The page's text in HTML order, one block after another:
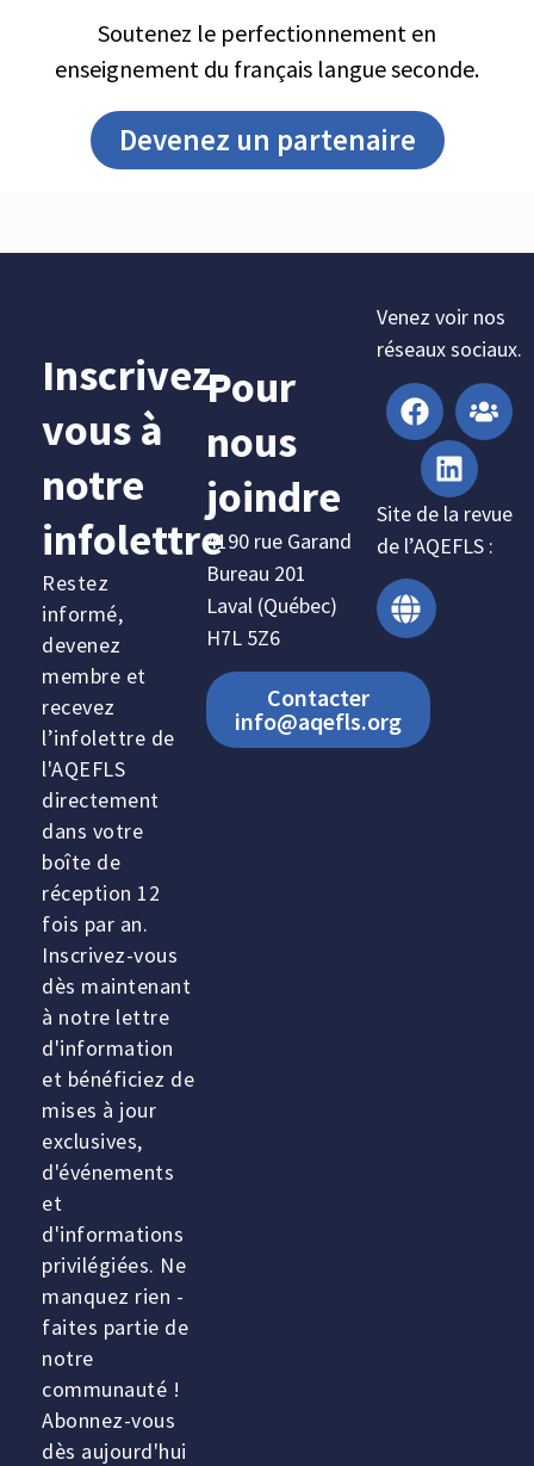
Soutenez le perfectionnement en
enseignement du français langue seconde.
Devenez un partenaire
Inscrivez-
vous à
notre
infolettre
Restez
informé,
devenez
membre et
recevez
l’infolettre de
l'AQEFLS
directement
dans votre
boîte de
réception 12
fois par an.
Inscrivez-vous
dès maintenant
à notre lettre
d'information
et bénéficiez de
mises à jour
exclusives,
d'événements
et
d'informations
privilégiées. Ne
manquez rien -
faites partie de
notre
communauté !
Abonnez-vous
dès aujourd'hui
Pour
nous
joindre
4190 rue Garand
Bureau 201
Laval (Québec)
H7L 5Z6
Contacter
info@aqefls.org
Venez voir nos
réseaux sociaux.
Site de la revue
de l’AQEFLS :